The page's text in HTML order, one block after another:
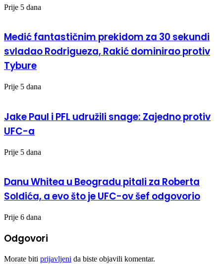
Prije 5 dana
Medić fantastičnim prekidom za 30 sekundi
svladao Rodrigueza, Rakić dominirao protiv
Tybure
Prije 5 dana
Jake Paul i PFL udružili snage: Zajedno protiv
UFC-a
Prije 5 dana
Danu Whitea u Beogradu pitali za Roberta
Soldića, a evo što je UFC-ov šef odgovorio
Prije 6 dana
Odgovori
Morate biti prijavljeni da biste objavili komentar.